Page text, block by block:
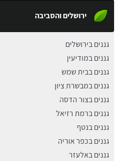
ירושלים והסביבה
גננים בירושלים
גננים במודיעין
גננים בבית שמש
גננים במבשרת ציון
גננים בצור הדסה
גננים ברמת רזיאל
גננים בנטף
גננים בכפר אוריה
גננים באלעזר